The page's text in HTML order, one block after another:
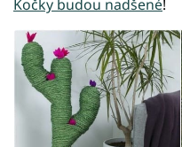
Kočky budou nadšené!